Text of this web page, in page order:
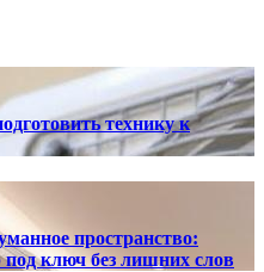
технику к
пространство:
под ключ без лишних слов